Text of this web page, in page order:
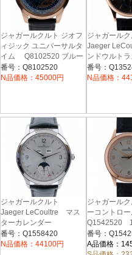
ジャガールクルト ジオフ
ィジック ユニバーサルタ
イム Q8102520 ブルー
番号：Q8102520
N品価格：45000円
ジャガール
Jaeger
ンドウルト
Q1352470
動巻
番号：
N品価格：
ジャガールクルト
Jaeger LeCoultre マス
ターカレンダー
Q1558420
番号：Q1558420
N品価格：44100円
ジャガール
ーコントロ
Q1542520
ルバー
番号：
A品価格：